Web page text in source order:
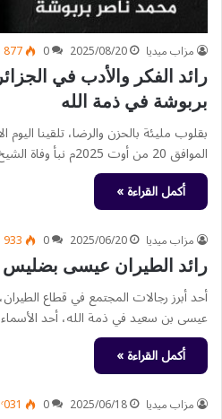
مزاب ميديا 2025/08/20
0
877
رائد الفكر والأدب في
بربوشة في ذمة الله
الموافق 20 من أوت 2025م نبأ وفاة الشيخ الدكتور…
أكمل القراءة »
مزاب ميديا 2025/06/20
0
933
رائد الطيران عيسى بضليس
أحد أبرز رجالات المجتمع في قطاع
عيسى بن سعيد في ذمة الله، أحد
أكمل القراءة »
مزاب ميديا 2025/06/18
0